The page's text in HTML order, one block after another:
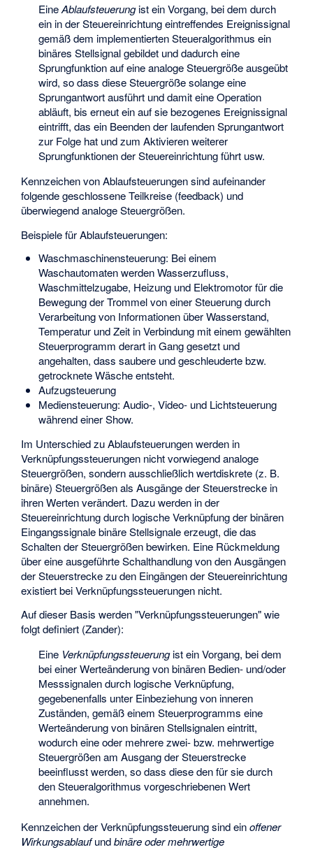
EineAblaufsteuerungist ein Vorgang, bei dem durch
ein in der Steuereinrichtung eintreffendes Ereignissignal
gemäß dem implementierten Steueralgorithmus ein
binäres Stellsignal gebildet und dadurch eine
Sprungfunktion auf eine analoge Steuergröße ausgeübt
wird, so dass diese Steuergröße solange eine
Sprungantwort ausführt und damit eine Operation
abläuft, bis erneut ein auf sie bezogenes Ereignissignal
eintrifft, das ein Beenden der laufenden Sprungantwort
zur Folge hat und zum Aktivieren weiterer
Sprungfunktionen der Steuereinrichtung führt usw.
Kennzeichen von Ablaufsteuerungen sind aufeinander
folgende geschlossene Teilkreise (feedback) und
überwiegend analoge Steuergrößen.
Beispiele für Ablaufsteuerungen:
Waschmaschinensteuerung: Bei einem
Waschautomaten werden Wasserzufluss,
Waschmittelzugabe, Heizung und Elektromotor für die
Bewegung der Trommel von einer Steuerung durch
Verarbeitung von Informationen über Wasserstand,
Temperatur und Zeit in Verbindung mit einem gewählten
Steuerprogramm derart in Gang gesetzt und
angehalten, dass saubere und geschleuderte bzw.
getrocknete Wäsche entsteht.
Aufzugsteuerung
Mediensteuerung: Audio-, Video- und Lichtsteuerung
während einer Show.
Im Unterschied zu Ablaufsteuerungen werden in
Verknüpfungssteuerungen nicht vorwiegend analoge
Steuergrößen, sondern ausschließlich wertdiskrete (z. B.
binäre) Steuergrößen als Ausgänge der Steuerstrecke in
ihren Werten verändert. Dazu werden in der
Steuereinrichtung durch logische Verknüpfung der binären
Eingangssignale binäre Stellsignale erzeugt, die das
Schalten der Steuergrößen bewirken. Eine Rückmeldung
über eine ausgeführte Schalthandlung von den Ausgängen
der Steuerstrecke zu den Eingängen der Steuereinrichtung
existiert bei Verknüpfungssteuerungen nicht.
Auf dieser Basis werden "Verknüpfungssteuerungen" wie
folgt definiert (Zander):
Eine Verknüpfungssteuerungist ein Vorgang, bei dem
bei einer Werteänderung von binären Bedien- und/oder
Messsignalen durch logische Verknüpfung,
gegebenenfalls unter Einbeziehung von inneren
Zuständen, gemäß einem Steuerprogramms eine
Werteänderung von binären Stellsignalen eintritt,
wodurch eine oder mehrere zwei- bzw. mehrwertige
Steuergrößen am Ausgang der Steuerstrecke
beeinflusst werden, so dass diese den für sie durch
den Steueralgorithmus vorgeschriebenen Wert
annehmen.
Kennzeichen der Verknüpfungssteuerung sind einoffener
Wirkungsablaufundbinäre oder mehrwertige